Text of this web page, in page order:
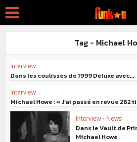
Tag - Michael
Interview
Dans les coulisses de 1999 Deluxe avec...
Interview
Michael Howe : « J’ai passé en revue 262
Interview • News
Dans le Vault de
Michael Howe